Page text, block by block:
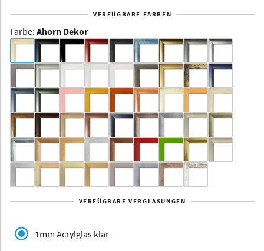
Dakota -
Rahmenloser
Aluminium
Yukon Alaska
VERFÜGBARE FARBEN
Farbe: Ahorn Dekor
VERFÜGBARE VERGLASUNGEN
1mm Acrylglas klar